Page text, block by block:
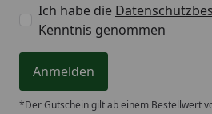
Ich habe die
Kenntnis genommen
Anmelden
*Der Gutschein gilt ab einem Bestellwert